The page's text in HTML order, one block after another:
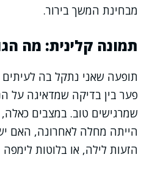
מבחינת המשך בירור.
תמונה קלינית: מה
תופעה שאני נתקל בה לעיתים
פער בין בדיקה שמדאיגה על
שמרגישים טוב. במצבים
הייתה מחלה לאחרונה, האם
הזעות לילה, או בלוטות לימפה